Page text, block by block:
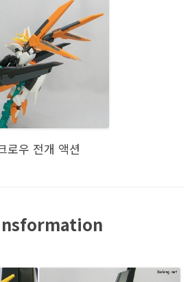
로우 전개 액션